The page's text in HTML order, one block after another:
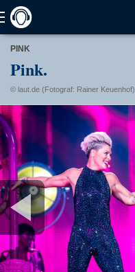
PINK
Pink.
© laut.de (Fotograf: Rainer Keuenhof)